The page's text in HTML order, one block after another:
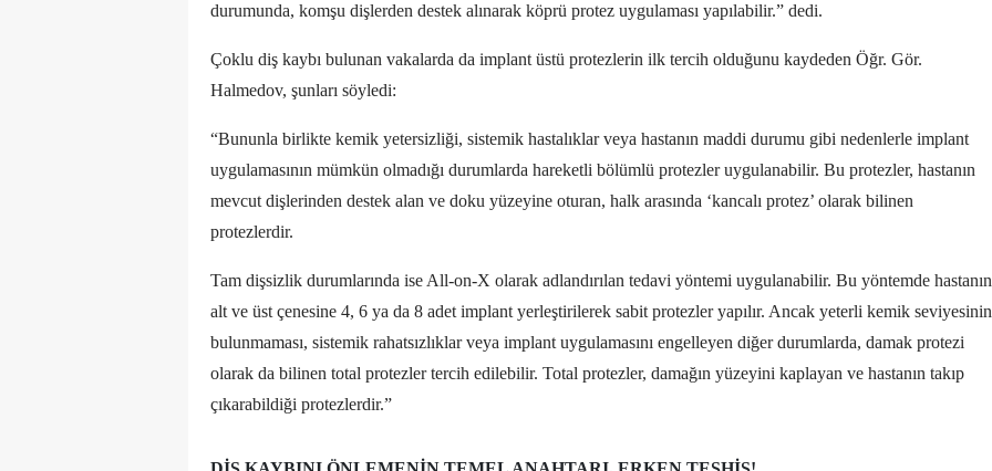
durumunda, komşu dişlerden destek alınarak köprü protez uygulaması yapılabilir.” dedi.
Çoklu diş kaybı bulunan vakalarda da implant üstü protezlerin ilk tercih olduğunu kaydeden Öğr. Gör.
Halmedov, şunları söyledi:
“Bununla birlikte kemik yetersizliği, sistemik hastalıklar veya hastanın maddi durumu gibi nedenlerle implant
uygulamasının mümkün olmadığı durumlarda hareketli bölümlü protezler uygulanabilir. Bu protezler, hastanın
mevcut dişlerinden destek alan ve doku yüzeyine oturan, halk arasında ‘kancalı protez’ olarak bilinen
protezlerdir.
Tam dişsizlik durumlarında ise All-on-X olarak adlandırılan tedavi yöntemi uygulanabilir. Bu yöntemde hastanın
alt ve üst çenesine 4, 6 ya da 8 adet implant yerleştirilerek sabit protezler yapılır. Ancak yeterli kemik seviyesinin
bulunmaması, sistemik rahatsızlıklar veya implant uygulamasını engelleyen diğer durumlarda, damak protezi
olarak da bilinen total protezler tercih edilebilir. Total protezler, damağın yüzeyini kaplayan ve hastanın takıp
çıkarabildiği protezlerdir.”